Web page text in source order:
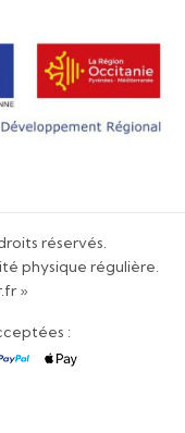
réservés.
physique régulière.
»
: